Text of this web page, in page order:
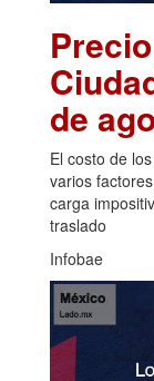
de
El costo de
varios
carga
traslado
Infobae